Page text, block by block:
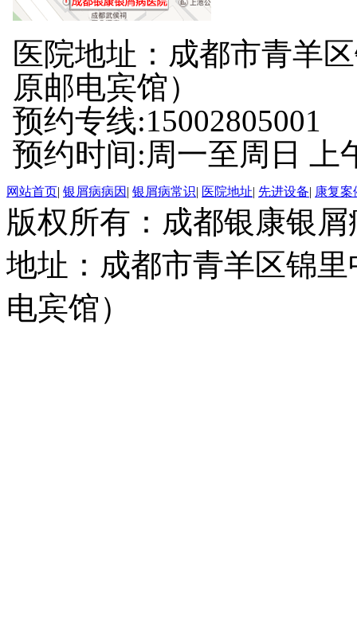
医院地址：成都市青羊
原邮电宾馆）
预约专线:15002805001
预约时间:周一至周日 上
网站首页| 银屑病病因 | 银屑病常识| 医院地址| 先进设备| 康复案
版权所有：成都银康银
地址：成都市青羊区锦
电宾馆）